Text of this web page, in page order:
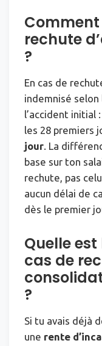
rechute
?
En cas de
indemnisé
l’accident initial :
les 28 premiers
jour. La
base sur ton
rechute, pas
aucun délai de
dès le premier
Quelle
cas de
?
Si tu avais déjà
une rente